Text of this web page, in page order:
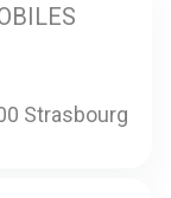
Strasbourg